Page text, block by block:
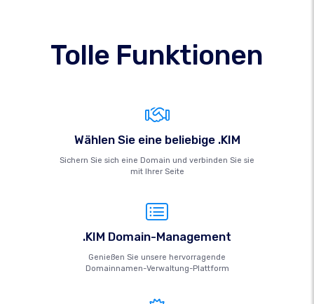
Tolle Funktionen
Wählen Sie eine beliebige .KIM
Sichern Sie sich eine Domain und verbinden Sie sie
mit Ihrer Seite
.KIM Domain-Management
Genießen Sie unsere hervorragende
Domainnamen-Verwaltung-Plattform